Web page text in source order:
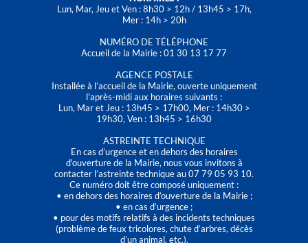
Lun, Mar, Jeu et Ven : 8h30 > 12h / 13h45 > 17h,
Mer : 14h > 20h
NUMÉRO DE TÉLÉPHONE
Accueil de la Mairie : 01 30 13 17 77
AGENCE POSTALE
Installée à l’accueil de la Mairie, ouverte uniquement
l'après-midi aux horaires suivants :
Lun, Mar et Jeu : 13h45 > 17h00, Mer : 14h30 >
19h30, Ven : 13h45 > 16h30
ASTREINTE TECHNIQUE
En cas d’urgence et en dehors des horaires
d'ouverture de la Mairie, nous vous invitons à
contacter l’astreinte technique au 07 79 05 93 10.
Ce numéro doit être composé uniquement :
• en dehors des horaires d’ouverture de la Mairie ;
• en cas d’urgence ;
• pour des motifs relatifs à des incidents techniques
(problème de feux tricolores, chute d’arbres, décès
d’un animal, etc.).